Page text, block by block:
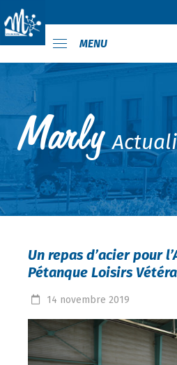
MENU
Un repas d’acier pour
Pétanque Loisirs
14 novembre 2019